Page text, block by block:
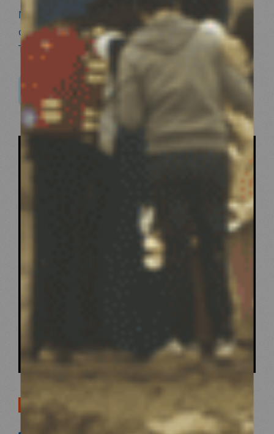
Nous avons appris le décès de quatre de nos
collègues suite aux séismes qui ont frappé la
Turquie et la Syrie. Nos équipes sont en deuil.
EN DEUIL MÉDECINS DU MONDE EN DEUIL MÉDECINS DU MONDE
MÉDECINS DU MONDE EN DEUIL
POSITIONNEMENT